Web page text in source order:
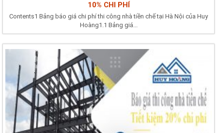
10% CHI PHÍ
Contents1 Bảng báo giá chi phí thi công nhà tiền chế tại Hà Nội của Huy
Hoàng1.1 Bảng giá...